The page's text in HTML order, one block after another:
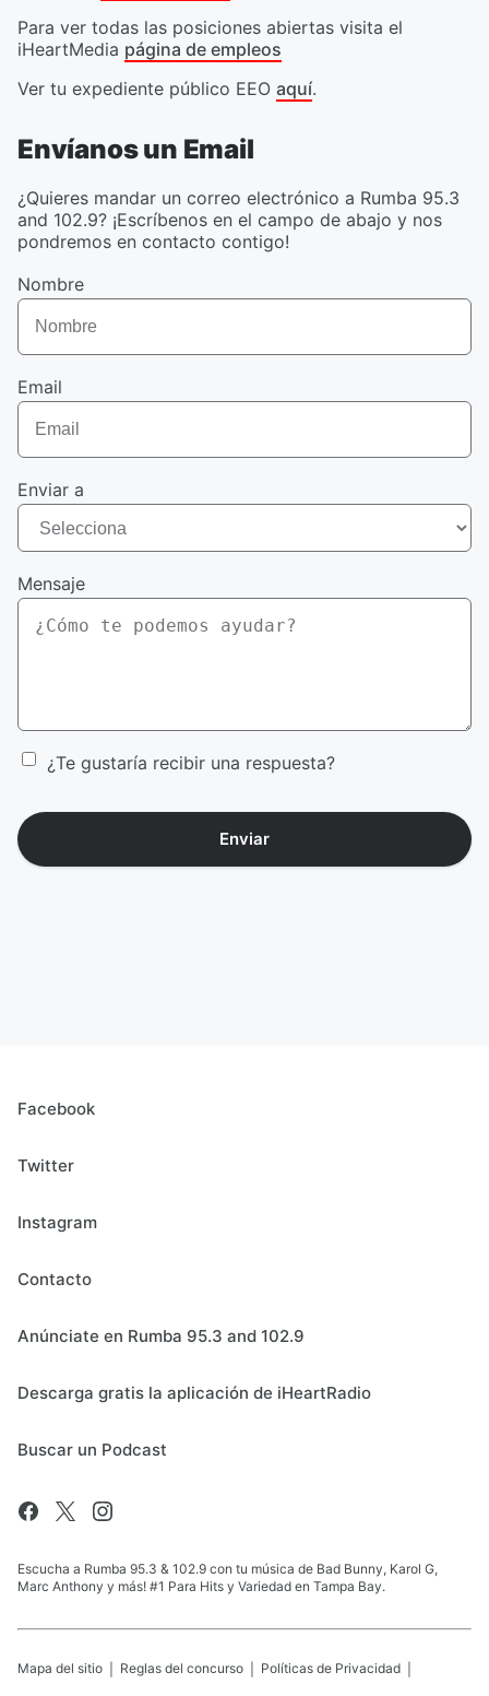
Para ver todas las posiciones abiertas visita el
iHeartMedia página de empleos
Ver tu expediente público EEO aquí.
Envíanos un Email
¿Quieres mandar un correo electrónico a Rumba 95.3
and 102.9? ¡Escríbenos en el campo de abajo y nos
pondremos en contacto contigo!
Nombre
Email
Enviar a
Mensaje
¿Te gustaría recibir una respuesta?
Enviar
Facebook
Twitter
Instagram
Contacto
Anúnciate en Rumba 95.3 and 102.9
Descarga gratis la aplicación de iHeartRadio
Buscar un Podcast
Escucha a Rumba 95.3 & 102.9 con tu música de Bad Bunny, Karol G,
Marc Anthony y más! #1 Para Hits y Variedad en Tampa Bay.
Mapa del sitio Reglas del concurso Políticas de Privacidad